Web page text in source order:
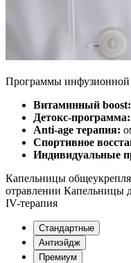
Программы инфузионной
Витаминный boost:
Детокс-программа:
Anti-age терапия:
Спортивное
Индивидуальные
Капельницы
отравлении Капельницы
IV-терапия
Стандартные
Антиэйдж
Премиум